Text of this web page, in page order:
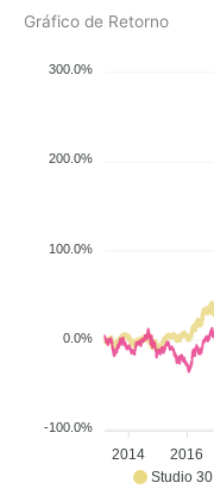
Gráfico de Retorno
Studio 30
300.0%
200.0%
100.0%
0.0%
-100.0%
2014 2016